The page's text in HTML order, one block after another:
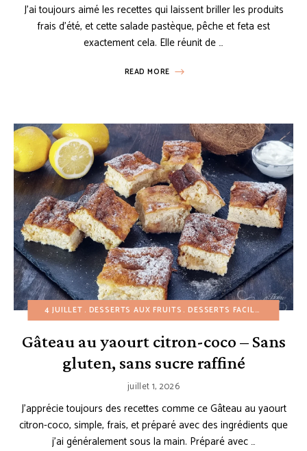
J’ai toujours aimé les recettes qui laissent briller les produits
frais d’été, et cette salade pastèque, pêche et feta est
exactement cela. Elle réunit de …
READ MORE
4 JUILLET DESSERTS AUX FRUITS DESSERTS FACILES ÉTÉ
Gâteau au yaourt citron-coco – Sans
gluten, sans sucre raffiné
juillet 1, 2026
J’apprécie toujours des recettes comme ce Gâteau au yaourt
citron-coco, simple, frais, et préparé avec des ingrédients que
j’ai généralement sous la main. Préparé avec …